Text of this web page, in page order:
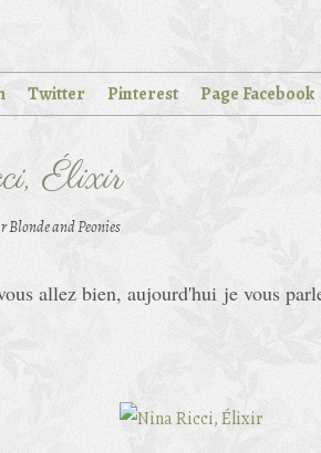
Twitter Pinterest Page Facebook
Élixir
Blonde and Peonies
allez bien, aujourd'hui je vous